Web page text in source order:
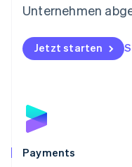
Unternehmen
Jetzt starten
Payments
Österreich
Polen
English
Portugal
Schweden
Schweiz